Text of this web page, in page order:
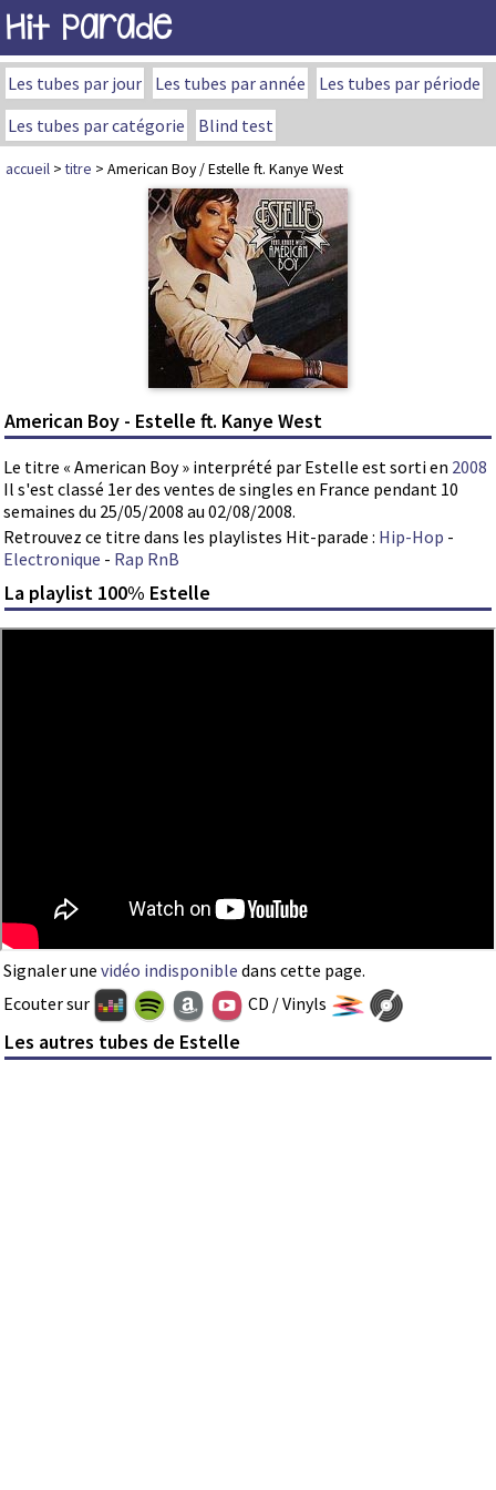
Hit Parade
Les tubes par jour Les tubes par année
Les tubes par période
Les tubes par catégorie
Blind test
accueil >titre > American Boy / Estelle ft. Kanye West
American Boy - Estelle ft. Kanye West
Le titre « American Boy » interprété par Estelle est sorti en 2008
Il s'est classé 1er des ventes de singles en France pendant 10
semaines du 25/05/2008 au 02/08/2008.
Retrouvez ce titre dans les playlistes Hit-parade : Hip-Hop -
Electronique - Rap RnB
La playlist 100% Estelle
Signaler une vidéo indisponible dans cette page.
Ecouter sur
CD / Vinyls
Les autres tubes de Estelle